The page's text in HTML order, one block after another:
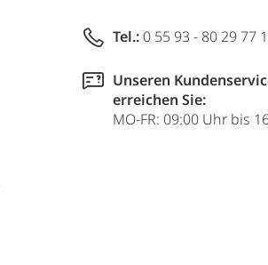
Tel.: 0 55 93 - 80 29 77
Unseren
erreichen Sie:
MO-FR: 09:00 Uhr bis